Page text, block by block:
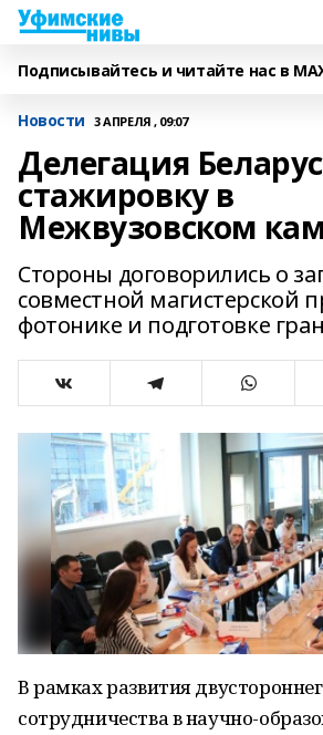
Подписывайтесь и читайте нас в
Новости 3 АПРЕЛЯ , 09:07
Делегация
стажировку в
Межвузовском
Стороны договорились о
совместной магистерской
фотонике и подготовке
В рамках развития
сотрудничества в научно-